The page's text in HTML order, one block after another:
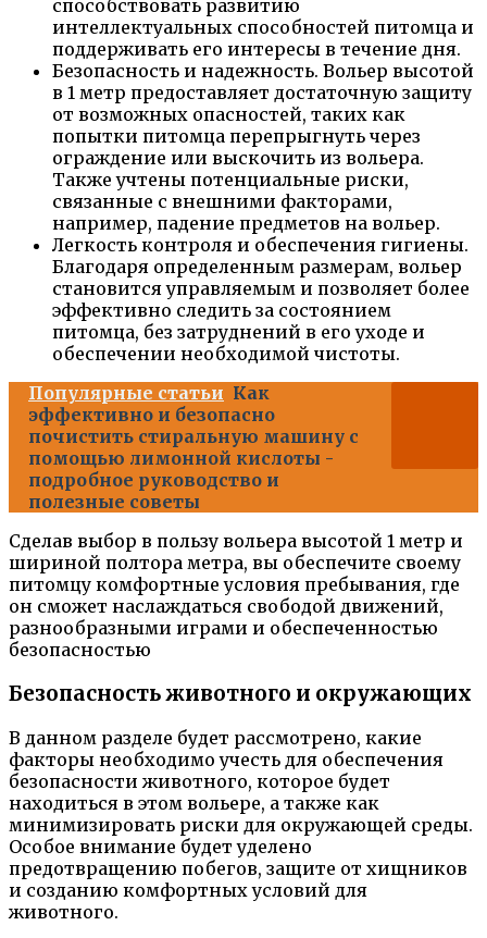
способствовать развитию
интеллектуальных способностей питомца и
поддерживать его интересы в течение дня.
Безопасность и надежность. Вольер высотой
в 1 метр предоставляет достаточную защиту
от возможных опасностей, таких как
попытки питомца перепрыгнуть через
ограждение или выскочить из вольера.
Также учтены потенциальные риски,
связанные с внешними факторами,
например, падение предметов на вольер.
Легкость контроля и обеспечения гигиены.
Благодаря определенным размерам, вольер
становится управляемым и позволяет более
эффективно следить за состоянием
питомца, без затруднений в его уходе и
обеспечении необходимой чистоты.
Популярные статьи Как
эффективно и безопасно
почистить стиральную машину с
помощью лимонной кислоты -
подробное руководство и
полезные советы
Сделав выбор в пользу вольера высотой 1 метр и
шириной полтора метра, вы обеспечите своему
питомцу комфортные условия пребывания, где
он сможет наслаждаться свободой движений,
разнообразными играми и обеспеченностью
безопасностью
Безопасность животного и окружающих
В данном разделе будет рассмотрено, какие
факторы необходимо учесть для обеспечения
безопасности животного, которое будет
находиться в этом вольере, а также как
минимизировать риски для окружающей среды.
Особое внимание будет уделено
предотвращению побегов, защите от хищников
и созданию комфортных условий для
животного.